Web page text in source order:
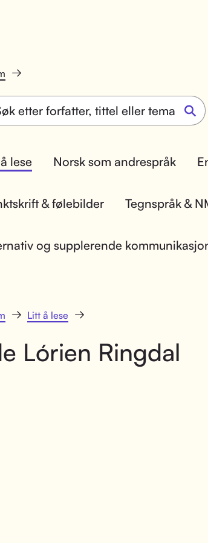
lese Norsk som andrespråk
& følebilder Tegnspråk &
og supplerende
Litt å lese
Lórien Ringdal